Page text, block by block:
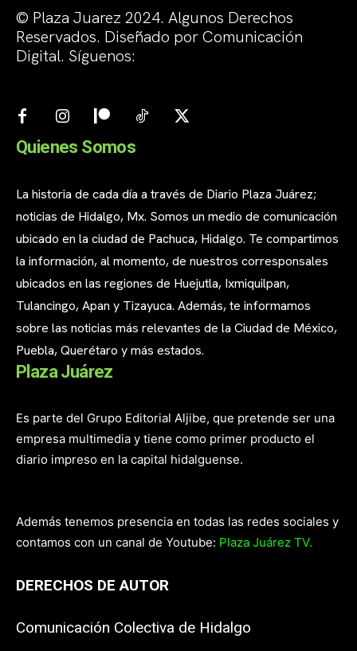
© Plaza Juarez 2024. Algunos Derechos
Reservados. Diseñado por Comunicación
Digital. Síguenos:
Quienes Somos
La historia de cada día a través de Diario Plaza Juárez;
noticias de Hidalgo, Mx. Somos un medio de comunicación
ubicado en la ciudad de Pachuca, Hidalgo. Te compartimos
la información, al momento, de nuestros corresponsales
ubicados en las regiones de Huejutla, Ixmiquilpan,
Tulancingo, Apan y Tizayuca. Además, te informamos
sobre las noticias más relevantes de la Ciudad de México,
Puebla, Querétaro y más estados.
Plaza Juárez
Es parte del Grupo Editorial Aljibe, que pretende ser una
empresa multimedia y tiene como primer producto el
diario impreso en la capital hidalguense.
Además tenemos presencia en todas las redes sociales y
contamos con un canal de Youtube: Plaza Juárez TV.
DERECHOS DE AUTOR
Comunicación Colectiva de Hidalgo